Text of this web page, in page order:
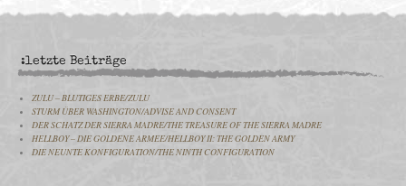
:letzte Beiträge
ZULU – BLUTIGES ERBE/ZULU
STURM ÜBER WASHINGTON/ADVISE AND CONSENT
DER SCHATZ DER SIERRA MADRE/THE TREASURE OF THE SIERRA MADRE
HELLBOY – DIE GOLDENE ARMEE/HELLBOY II: THE GOLDEN ARMY
DIE NEUNTE KONFIGURATION/THE NINTH CONFIGURATION